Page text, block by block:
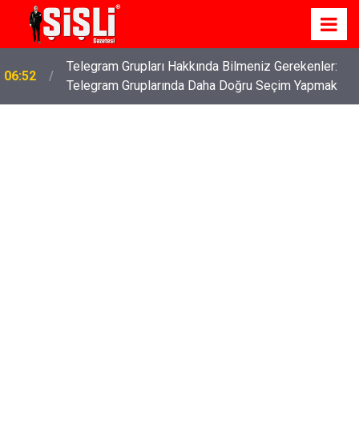
06:52
Telegram Grupları Hakkında Bilmeniz Gerekenler:
Telegram Gruplarında Daha Doğru Seçim Yapmak
04:43
İş Davaları: Haklarınızı Bilmek ve Koruma Altına
Almak